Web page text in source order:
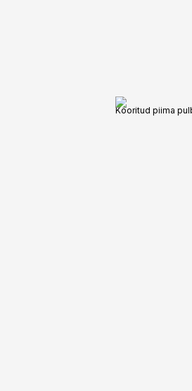
Kooritud piima